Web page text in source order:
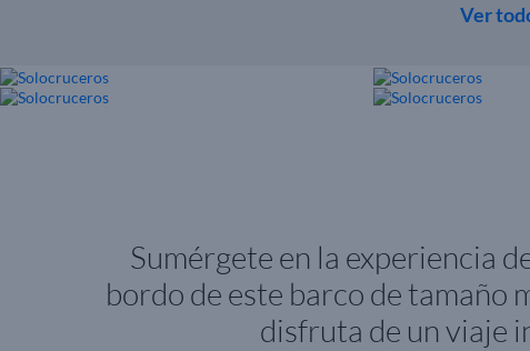
Ver
Sumérgete en la experiencia
bordo de este barco de tamaño
disfruta de un viaje